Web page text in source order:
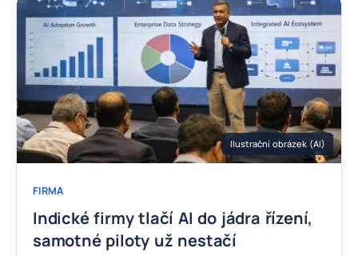
Ilustrační obrázek (AI)
FIRMA
Indické firmy tlačí AI do jádra řízení,
samotné piloty už nestačí